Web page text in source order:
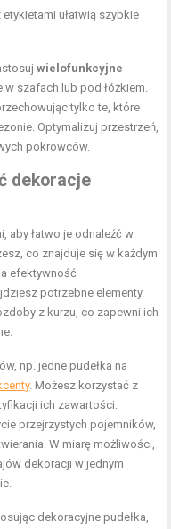
ułatwią szybkie
wielofunkcyjne
w szafach lub pod łóżkiem.
tylko te, które
Optymalizuj przestrzeń,
pokrowców.
dekoracje
aby łatwo je odnaleźć w
co znajduje się w każdym
efektywność
potrzebne elementy.
z kurzu, co zapewni ich
np. jedne pudełka na
. Możesz korzystać z
ich zawartości.
przejrzystych pojemników,
W miarę możliwości,
dekoracji w jednym
dekoracyjne pudełka,